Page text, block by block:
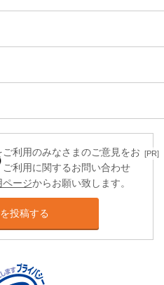
[PR]
ご利用のみなさまのご意見をお
利用に関するお問い合わせ
ページからお願い致します。
投稿する